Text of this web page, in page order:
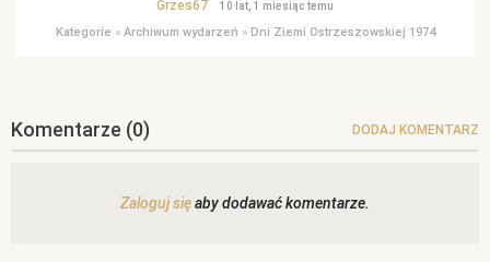
Grzes67 10 lat, 1 miesiąc temu
Kategorie » Archiwum wydarzeń » Dni Ziemi Ostrzeszowskiej 1974
Komentarze (0) DODAJ KOMENTARZ
Zaloguj sięaby dodawać komentarze.